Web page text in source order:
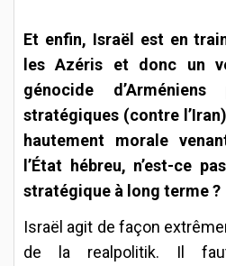
Et enfin, Israël est en
les Azéris et donc un
génocide
stratégiques (contre
hautement morale
l’État hébreu, n’est-ce
stratégique à long terme ?
Israël agit de façon
de la realpolitik. Il